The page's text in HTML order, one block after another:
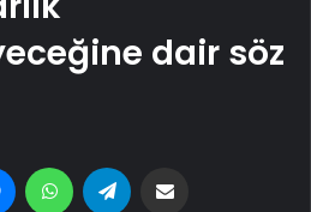
dair söz
MessengerWhatsApp